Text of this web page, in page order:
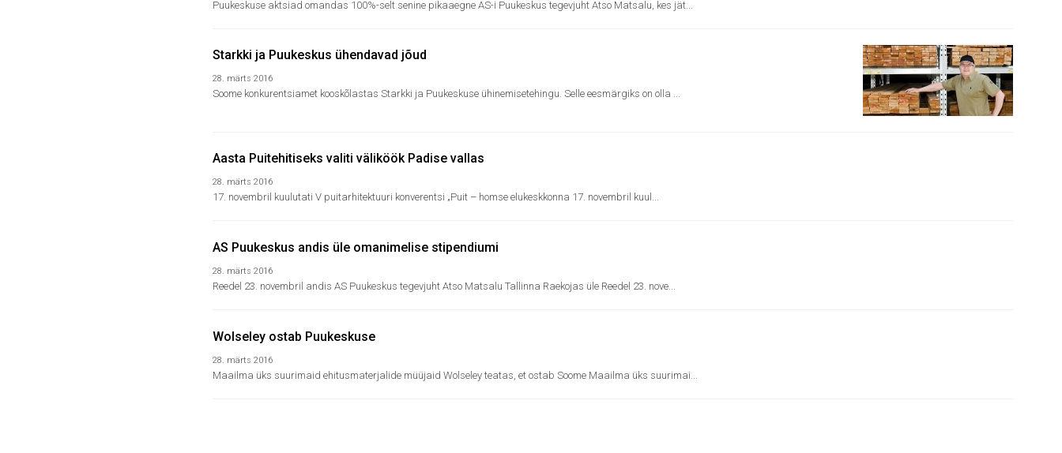
Puukeskuse aktsiad omandas 100%-selt senine pikaaegne AS-i Puukeskus tegevjuht Atso Matsalu, kes jät...
Starkki ja Puukeskus ühendavad jõud
28. märts 2016
Soome konkurentsiamet kooskõlastas Starkki ja Puukeskuse ühinemisetehingu. Selle eesmärgiks on olla ...
Aasta Puitehitiseks valiti väliköök Padise vallas
28. märts 2016
17. novembril kuulutati V puitarhitektuuri konverentsi „Puit – homse elukeskkonna 17. novembril kuul...
AS Puukeskus andis üle omanimelise stipendiumi
28. märts 2016
Reedel 23. novembril andis AS Puukeskus tegevjuht Atso Matsalu Tallinna Raekojas üle Reedel 23. nove...
Wolseley ostab Puukeskuse
28. märts 2016
Maailma üks suurimaid ehitusmaterjalide müüjaid Wolseley teatas, et ostab Soome Maailma üks suurimai...